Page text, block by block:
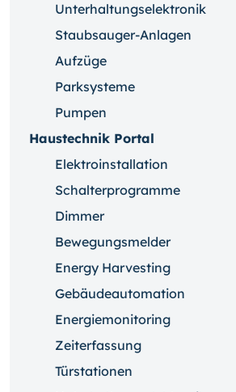
Unterhaltungselektronik
Staubsauger-Anlagen
Aufzüge
Parksysteme
Pumpen
Haustechnik Portal
Elektroinstallation
Schalterprogramme
Dimmer
Bewegungsmelder
Energy Harvesting
Gebäudeautomation
Energiemonitoring
Zeiterfassung
Türstationen